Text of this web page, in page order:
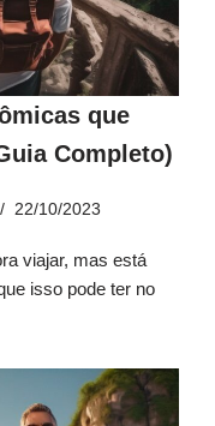
que
Completo)
22/10/2023
viajar, mas está
isso pode ter no